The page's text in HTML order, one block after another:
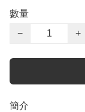
數量
−
+
簡介